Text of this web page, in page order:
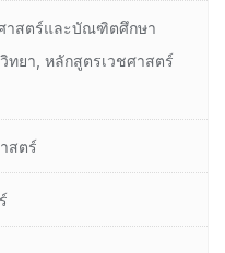
าสตร์และบัณฑิตศึกษา
ยา, หลักสูตรเวชศาสตร์
สตร์